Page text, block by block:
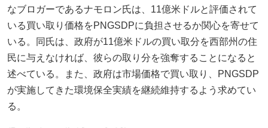
なブロガーであるナモロン氏は、11億米ドルと評価されて
いる買い取り価格をPNGSDPに負担させるか関心を寄せて
いる。同氏は、政府が11億米ドルの買い取分を西部州の住
民に与えなければ、彼らの取り分を強奪することになると
述べている。また、政府は市場価格で買い取り、PNGSDP
が実施してきた環境保全実績を継続維持するよう求めてい
る。